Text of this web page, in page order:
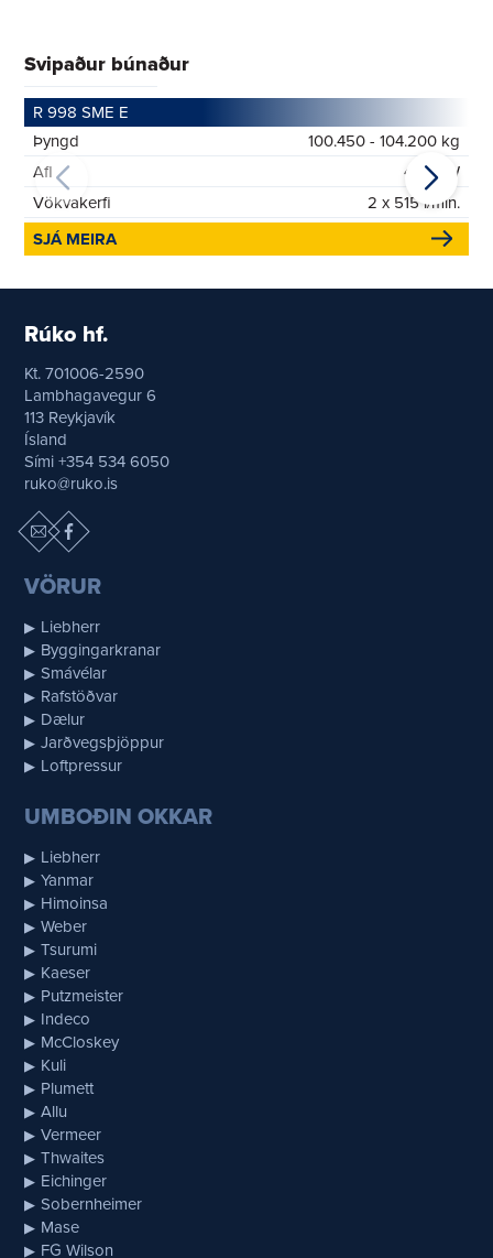
Svipaður búnaður
R 998 SME E
Þyngd
100.450 - 104.200 kg
Afl
400 kW
Vökvakerfi
2 x 515 l/mín.
SJÁ MEIRA
Rúko hf.
Kt. 701006-2590
Lambhagavegur 6
113 Reykjavík
Ísland
Sími +354 534 6050
ruko@ruko.is
VÖRUR
Liebherr
Byggingarkranar
Smávélar
Rafstöðvar
Dælur
Jarðvegsþjöppur
Loftpressur
UMBOÐIN OKKAR
Liebherr
Yanmar
Himoinsa
Weber
Tsurumi
Kaeser
Putzmeister
Indeco
McCloskey
Kuli
Plumett
Allu
Vermeer
Thwaites
Eichinger
Sobernheimer
Mase
FG Wilson